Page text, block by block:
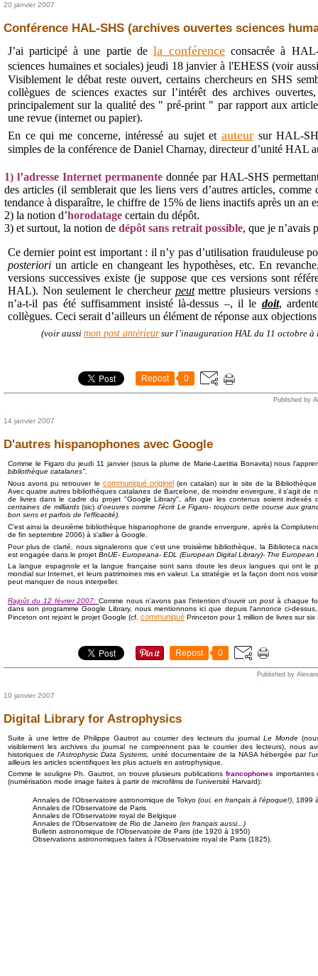
20 janvier 2007
Conférence HAL-SHS (archives ouvertes sciences
J’ai participé à une partie de la conférence consacrée à
sciences humaines et sociales) jeudi 18 janvier à l'EHESS (voir
Visiblement le débat reste ouvert, certains chercheurs en SHS
collègues de sciences exactes sur l’intérêt des archives
principalement sur la qualité des " pré-print " par rapport aux
une revue (internet ou papier).
En ce qui me concerne, intéressé au sujet et auteur sur HAL-
simples de la conférence de Daniel Charnay, directeur d’unité HAL
1) l’adresse Internet permanente donnée par HAL-SHS
des articles (il semblerait que les liens vers d’autres articles, comme
tendance à disparaître, le chiffre de 15% de liens inactifs après un an
2) la notion d’horodatage certain du dépôt.
3) et surtout, la notion de dépôt sans retrait possible, que je n’avais
Ce dernier point est important : il n’y pas d’utilisation frauduleuse
posteriori un article en changeant les hypothèses, etc. En
versions successives existe (je suppose que ces versions sont
HAL). Non seulement le chercheur peutmettre plusieurs versions
n’a-t-il pas été suffisamment insisté là-dessus –, il le doit,
collègues. Ceci serait d’ailleurs un élément de réponse aux
(voir aussi mon post antérieursur l’inauguration HAL du 11 octobre à
Repost 0
Published by
14 janvier 2007
D'autres hispanophones avec Google
Comme le Figaro du jeudi 11 janvier (sous la plume de Marie-Laetitia Bonavita) nous
bibliothèque catalanes".
Nous avons pu retrouver le communiqué originel (en catalan) sur le site de la
Avec quatre autres bibliothèques catalanes de Barcelone, de moindre envergure, il s'agit de
de livres dans le cadre du projet "Google Library", afin que les contenus soient indexés
centaines de milliards(sic)d'oeuvres comme l'écrit Le Figaro- toujours cette course aux
bon sens et parfois de l'efficacité).
C'est ainsi la deuxième bibliothèque hispanophone de grande envergure, après la
de fin septembre 2006) à s'allier à Google.
Pour plus de clarté, nous signalerons que c'est une troisième bibliothèque, la Biblioteca
est engagée dans le projet BnUE- Europeana- EDL (European Digital Library)- The European
La langue espagnole et la langue française sont sans doute les deux langues qui ont le
mondial sur Internet, et leurs patrimoines mis en valeur. La stratégie et la façon dont nos
peut manquer de nous interpeller.
Rajoût du 12 février 2007:Comme nous n'avons pas l'intention d'ouvrir unpostà chaque
dans son programme Google Library, nous mentionnons ici que depuis l'annonce ci-
Pinceton ont rejoint le projet Google (cf. communiqué Princeton pour 1 million de livres sur six
Repost 0
Published by
10 janvier 2007
Digital Library for Astrophysics
Suite à une lettre de Philippe Gautrot au courrier des lecteurs du journalLe Monde
visiblement les archives du journal ne comprennent pas le courrier des lecteurs), nous
historiques de l'Astrophysic Data Systems, unité documentaire de la NASA hébergée par
ailleurs les articles scientifiques les plus actuels en astrophysique.
Comme le souligne Ph. Gautrot, on trouve plusieurs publications francophones importantes
(numérisation mode image faites à partir de microfilms de l'université Harvard):
Annales de l'Observatoire astronomique de Tokyo (oui, en français à l'époque!) , 1899
Annales de l'Observatoire de Paris
Annales de l'Observatoire royal de Belgique
Annales de l'Observatoire de Rio de Janeiro (en français aussi...)
Bulletin astronomique de l'Observatoire de Paris (de 1920 à 1950)
Observations astronomiques faites à l'Observatoire royal de Paris (1825).